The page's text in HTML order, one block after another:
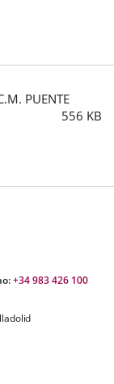
PUENTE
556 KB
+34 983 426 100